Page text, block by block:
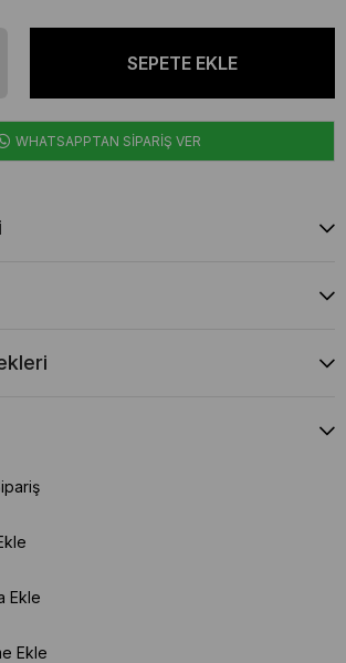
WHATSAPPTAN SİPARİŞ VER
Ekle
Ekle